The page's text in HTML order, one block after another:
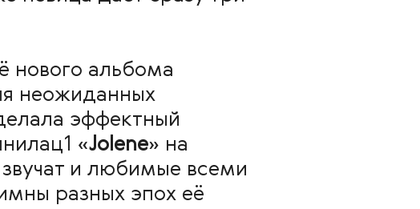
нового альбома
неожиданных
эффектный
«Jolene» на
и любимые всеми
разных эпох её